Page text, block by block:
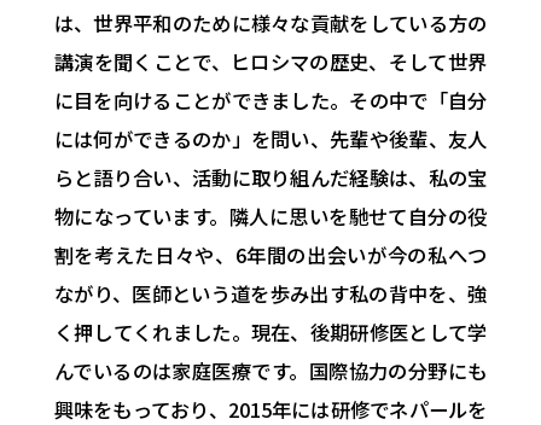
は、世界平和のために様々な貢献をしている方の
講演を聞くことで、ヒロシマの歴史、そして世界
に目を向けることができました。その中で「自分
には何ができるのか」を問い、先輩や後輩、友人
らと語り合い、活動に取り組んだ経験は、私の宝
物になっています。隣人に思いを馳せて自分の役
割を考えた日々や、6年間の出会いが今の私へつ
ながり、医師という道を歩み出す私の背中を、強
く押してくれました。現在、後期研修医として学
んでいるのは家庭医療です。国際協力の分野にも
興味をもっており、2015年には研修でネパールを